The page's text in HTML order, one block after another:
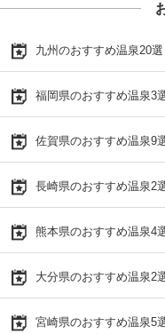
九州のおすすめ温泉20選
福岡県のおすすめ温泉3
佐賀県のおすすめ温泉9
長崎県のおすすめ温泉2
熊本県のおすすめ温泉4
大分県のおすすめ温泉2
宮崎県のおすすめ温泉5